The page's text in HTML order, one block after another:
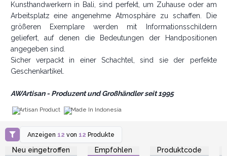
Kunsthandwerkern in Bali, sind perfekt, um Zuhause oder am
Arbeitsplatz eine angenehme Atmosphäre zu schaffen. Die
größeren Exemplare werden mit Informationsschildern
geliefert, auf denen die Bedeutungen der Handpositionen
angegeben sind.
Sicher verpackt in einer Schachtel, sind sie der perfekte
Geschenkartikel.
AWArtisan - Produzent und Großhändler seit 1995
Artisan Product Made In Indonesia
Anzeigen 12 von 12 Produkte
Neu eingetroffen Empfohlen Produktcode
Anmelden oder
Registrieren für
Großhandelspreise
Registrieren für
Großhandelspreise